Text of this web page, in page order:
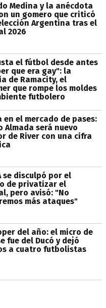
Medina y la anécdota
un gomero que criticó
Argentina tras el
2026
el fútbol desde antes
que era gay": la
de Ramacity, el
que rompe los moldes
futbolero
en el mercado de pases:
Almada será nuevo
de River con una cifra
se disculpó por el
de privatizar el
pero avisó: "No
más ataques"
del año: el micro de
fue del Ducó y dejó
a cuatro futbolistas